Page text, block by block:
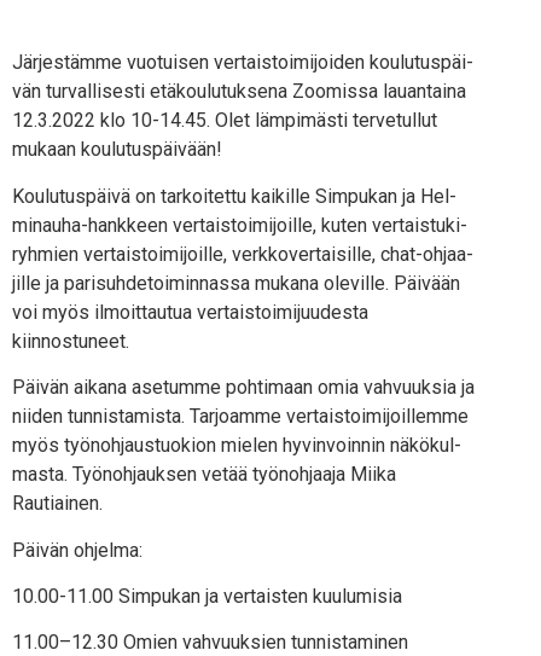
Jär­jes­täm­me vuo­tui­sen ver­tais­toi­mi­joi­den kou­lu­tus­päi­
vän tur­val­li­ses­ti etä­kou­lu­tuk­se­na Zoo­mis­sa lau­an­tai­na
12.3.2022 klo 10-14.45. Olet läm­pi­mäs­ti ter­ve­tul­lut
mukaan koulutuspäivään!
Kou­lu­tus­päi­vä on tar­koi­tet­tu kai­kil­le Sim­pu­kan ja Hel­
mi­nau­ha-hank­keen ver­tais­toi­mi­joil­le, kuten ver­tais­tu­ki­
ryh­mien ver­tais­toi­mi­joil­le, verk­ko­ver­tai­sil­le, chat-ohjaa­
jil­le ja pari­suh­de­toi­min­nas­sa muka­na ole­vil­le. Päi­vään
voi myös ilmoit­tau­tua ver­tais­toi­mi­juu­des­ta
kiinnostuneet.
Päi­vän aika­na ase­tum­me poh­ti­maan omia vah­vuuk­sia ja
nii­den tun­nis­ta­mis­ta. Tar­joam­me ver­tais­toi­mi­joil­lem­me
myös työ­noh­jaus­tuo­kion mie­len hyvin­voin­nin näkö­kul­
mas­ta. Työ­noh­jauk­sen vetää työ­noh­jaa­ja Mii­ka
Rautiainen.
Päi­vän ohjelma:
10.00-11.00 Sim­pu­kan ja ver­tais­ten kuulumisia
11.00–12.30 Omien vah­vuuk­sien tunnistaminen